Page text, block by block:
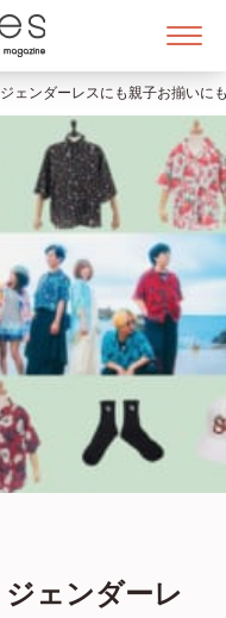
ジェンダーレスにも親子お揃い
ジェンダーレ